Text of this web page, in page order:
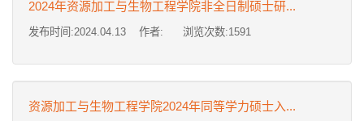
2024年资源加工与生物工程学院非全日制硕士研...
发布时间:2024.04.13 作者: 浏览次数:1591
资源加工与生物工程学院2024年同等学力硕士入...